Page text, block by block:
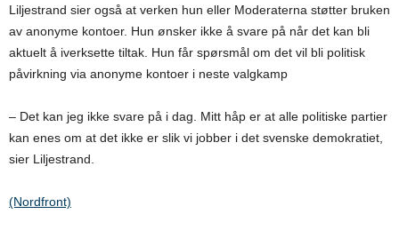
Liljestrand sier også at verken hun eller Moderaterna støtter bruken
av anonyme kontoer. Hun ønsker ikke å svare på når det kan bli
aktuelt å iverksette tiltak. Hun får spørsmål om det vil bli politisk
påvirkning via anonyme kontoer i neste valgkamp
– Det kan jeg ikke svare på i dag. Mitt håp er at alle politiske partier
kan enes om at det ikke er slik vi jobber i det svenske demokratiet,
sier Liljestrand.
(Nordfront)